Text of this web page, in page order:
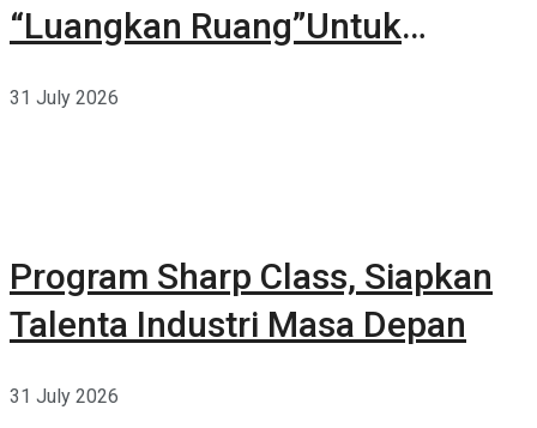
“Luangkan Ruang”Untuk
31 July 2026
Program Sharp Class, Siapkan
Talenta Industri Masa Depan
31 July 2026